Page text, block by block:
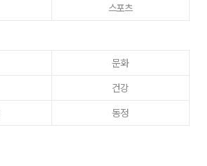
스포츠
문화
건강
동정